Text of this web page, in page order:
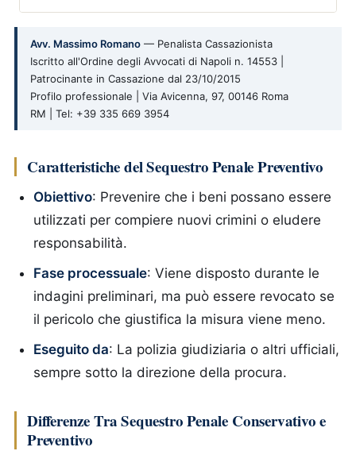
Avv. Massimo Romano — Penalista Cassazionista
Iscritto all'Ordine degli Avvocati di Napoli n. 14553 |
Patrocinante in Cassazione dal 23/10/2015
Profilo professionale | Via Avicenna, 97, 00146 Roma
RM | Tel: +39 335 669 3954
Caratteristiche del Sequestro Penale Preventivo
Obiettivo: Prevenire che i beni possano essere
utilizzati per compiere nuovi crimini o eludere
responsabilità.
Fase processuale: Viene disposto durante le
indagini preliminari, ma può essere revocato se
il pericolo che giustifica la misura viene meno.
Eseguito da: La polizia giudiziaria o altri ufficiali,
sempre sotto la direzione della procura.
Differenze Tra Sequestro Penale Conservativo e
Preventivo